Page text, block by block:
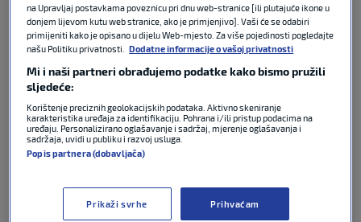
Ovom pobjedom Dinamo se približio vrhu tablice,
sada zaostaje dva boda zaHajdukomi četiri za
vodećomRijekom , pri čemu oba konkurenta imaju
utakmicu manje.Šibenikje ostao predzadnji s
bodom i utakmicom više od
Tagovi
na Upravljaj postavkama poveznicu pri dnu web-stranice [ili plutajuće ikone u
donjem lijevom kutu web stranice, ako je primjenjivo]. Vaši će se odabiri
primijeniti kako je opisano u dijelu Web-mjesto. Za više pojedinosti pogledajte
našu Politiku privatnosti.
Dodatne informacije o vašoj privatnosti
Mi i naši partneri obrađujemo podatke kako bismo pružili
sljedeće:
Korištenje preciznih geolokacijskih podataka. Aktivno skeniranje
karakteristika uređaja za identifikaciju. Pohrana i/ili pristup podacima na
uređaju. Personalizirano oglašavanje i sadržaj, mjerenje oglašavanja i
sadržaja, uvidi u publiku i razvoj usluga.
Popis partnera (dobavljača)
Prikaži svrhe Prihvaćam